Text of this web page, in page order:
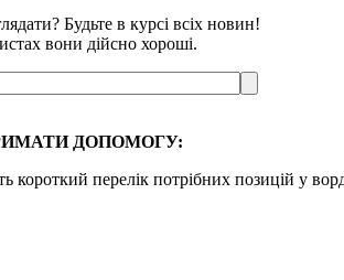
Будьте в курсі всіх новин!
вони дійсно хороші.
ДОПОМОГУ:
короткий перелік потрібних позицій у